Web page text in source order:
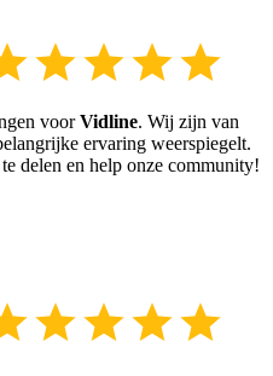
voorVidline. Wij zijn van
ervaring weerspiegelt.
delen en help onze community!